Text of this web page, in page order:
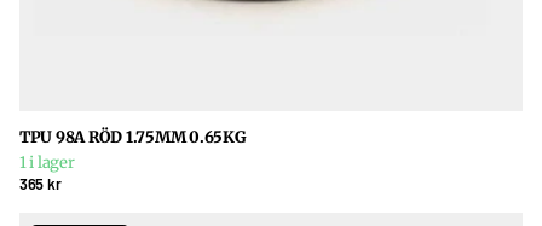
TPU 98A RÖD 1.75MM 0.65KG
1 i lager
365 kr